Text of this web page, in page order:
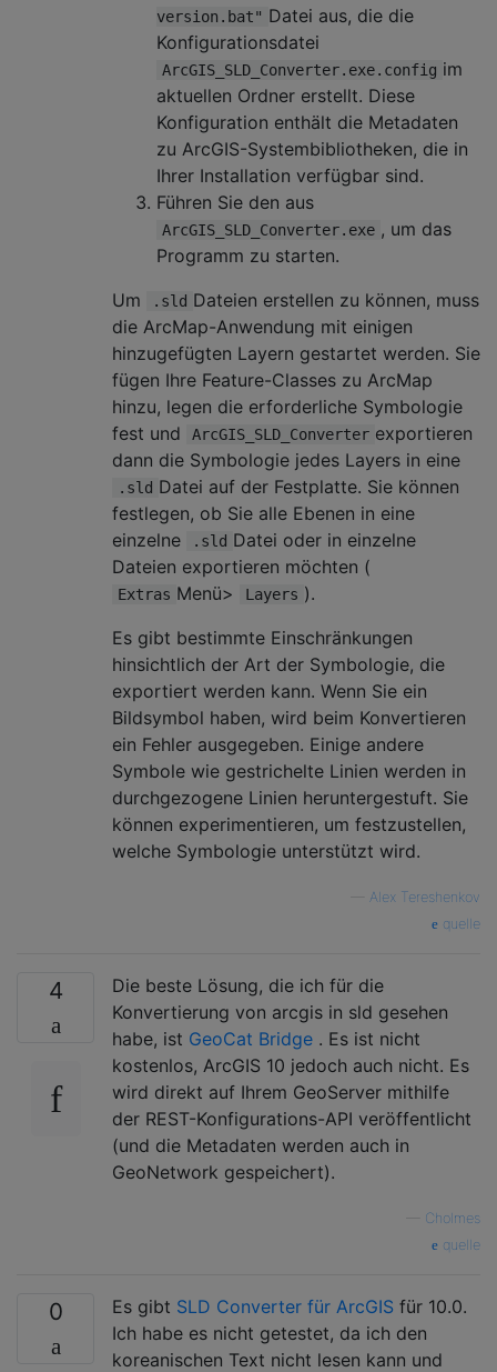
version.bat" Datei aus, die die
Konfigurationsdatei
ArcGIS_SLD_Converter.exe.config im
aktuellen Ordner erstellt. Diese
Konfiguration enthält die Metadaten
zu ArcGIS-Systembibliotheken, die in
Ihrer Installation verfügbar sind.
Führen Sie den aus
ArcGIS_SLD_Converter.exe , um das
Programm zu starten.
Um
.sld Dateien erstellen zu können, muss
die ArcMap-Anwendung mit einigen
hinzugefügten Layern gestartet werden. Sie
fügen Ihre Feature-Classes zu ArcMap
hinzu, legen die erforderliche Symbologie
fest und
ArcGIS_SLD_Converter exportieren
dann die Symbologie jedes Layers in eine
.sld Datei auf der Festplatte. Sie können
festlegen, ob Sie alle Ebenen in eine
einzelne
.sld Datei oder in einzelne
Dateien exportieren möchten (
Extras Menü> Layers ).
Es gibt bestimmte Einschränkungen
hinsichtlich der Art der Symbologie, die
exportiert werden kann. Wenn Sie ein
Bildsymbol haben, wird beim Konvertieren
ein Fehler ausgegeben. Einige andere
Symbole wie gestrichelte Linien werden in
durchgezogene Linien heruntergestuft. Sie
können experimentieren, um festzustellen,
welche Symbologie unterstützt wird.
Alex Tereshenkov
quelle
4
Die beste Lösung, die ich für die
Konvertierung von arcgis in sld gesehen
habe, ist GeoCat Bridge . Es ist nicht
kostenlos, ArcGIS 10 jedoch auch nicht. Es
wird direkt auf Ihrem GeoServer mithilfe
der REST-Konfigurations-API veröffentlicht
(und die Metadaten werden auch in
GeoNetwork gespeichert).
Cholmes
quelle
0 Es gibt SLD Converter für ArcGIS für 10.0.
Ich habe es nicht getestet, da ich den
koreanischen Text nicht lesen kann und